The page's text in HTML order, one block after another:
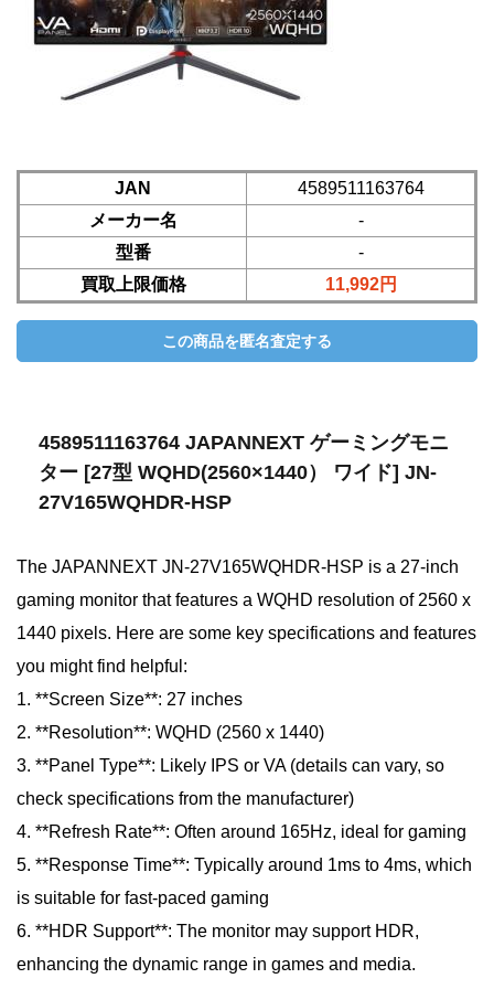
JAN
4589511163764
メーカー名
-
型番
-
買取上限価格
11,992円
4589511163764 JAPANNEXT ゲーミングモニ
ター [27型 WQHD(2560×1440） ワイド] JN-
27V165WQHDR-HSP
The JAPANNEXT JN-27V165WQHDR-HSP is a 27-inch
gaming monitor that features a WQHD resolution of 2560 x
1440 pixels. Here are some key specifications and features
you might find helpful:
1. **Screen Size**: 27 inches
2. **Resolution**: WQHD (2560 x 1440)
3. **Panel Type**: Likely IPS or VA (details can vary, so
check specifications from the manufacturer)
4. **Refresh Rate**: Often around 165Hz, ideal for gaming
5. **Response Time**: Typically around 1ms to 4ms, which
is suitable for fast-paced gaming
6. **HDR Support**: The monitor may support HDR,
enhancing the dynamic range in games and media.